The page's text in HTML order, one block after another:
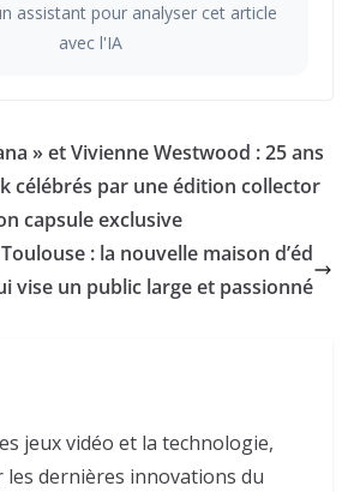
assistant pour analyser cet article
avec l'IA
» et Vivienne Westwood : 25 ans
célébrés par une édition collector
capsule exclusive
: la nouvelle maison d’éd
vise un public large et passionné
jeux vidéo et la technologie,
dernières innovations du